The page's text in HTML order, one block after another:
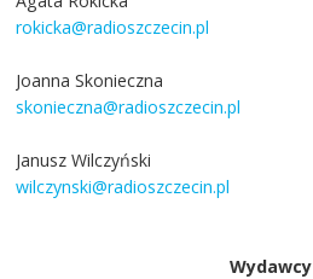
rokicka@radioszczecin.pl
Joanna Skonieczna
skonieczna@radioszczecin.pl
Janusz Wilczyński
wilczynski@radioszczecin.pl
Wydawcy